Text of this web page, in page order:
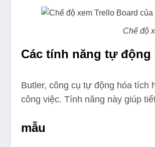
Chế độ
Các tính năng tự
Butler, công cụ tự động hóa tích
công việc. Tính năng này giúp
mẫu